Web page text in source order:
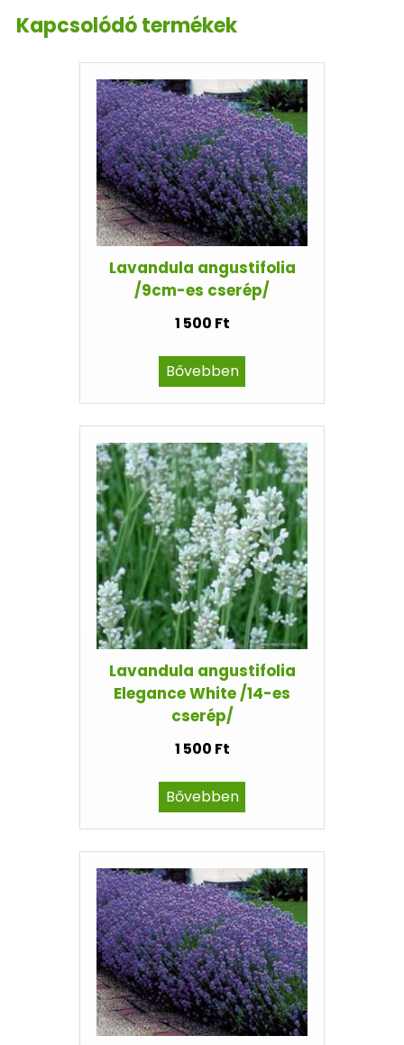
Kapcsolódó termékek
Lavandula angustifolia
/9cm-es cserép/
1 500 Ft
Bővebben
Lavandula angustifolia
Elegance White /14-es
cserép/
1 500 Ft
Bővebben